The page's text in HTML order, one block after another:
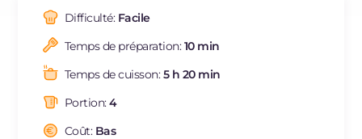
ES
BR
NL
Difficulté: Facile
Temps de préparation:10 min
Temps de cuisson:5 h 20 min
Portion:4
Coût: Bas